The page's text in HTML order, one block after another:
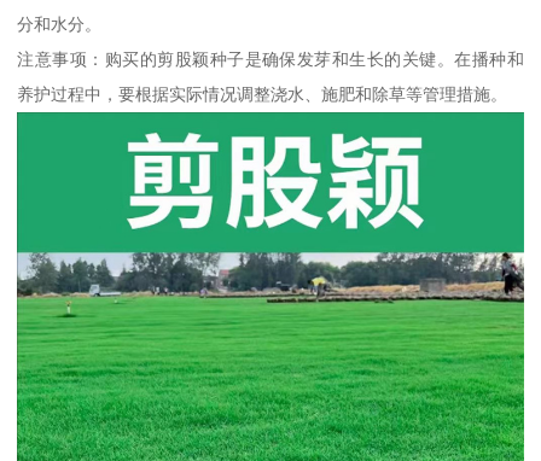
分和水分。
注意事项：购买的剪股颖种子是确保发芽和生长的关键。在播种和
养护过程中，要根据实际情况调整浇水、施肥和除草等管理措施。